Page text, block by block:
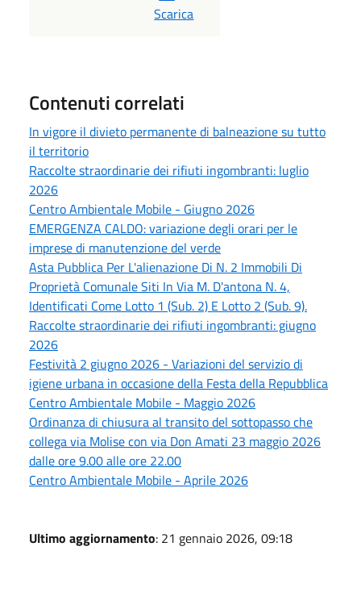
PDF
Scarica
Contenuti correlati
In vigore il divieto permanente di balneazione su tutto
il territorio
Raccolte straordinarie dei rifiuti ingombranti: luglio
2026
Centro Ambientale Mobile - Giugno 2026
EMERGENZA CALDO: variazione degli orari per le
imprese di manutenzione del verde
Asta Pubblica Per L'alienazione Di N. 2 Immobili Di
Proprietà Comunale Siti In Via M. D'antona N. 4,
Identificati Come Lotto 1 (Sub. 2) E Lotto 2 (Sub. 9).
Raccolte straordinarie dei rifiuti ingombranti: giugno
2026
Festività 2 giugno 2026 - Variazioni del servizio di
igiene urbana in occasione della Festa della Repubblica
Centro Ambientale Mobile - Maggio 2026
Ordinanza di chiusura al transito del sottopasso che
collega via Molise con via Don Amati 23 maggio 2026
dalle ore 9.00 alle ore 22.00
Centro Ambientale Mobile - Aprile 2026
Ultimo aggiornamento: 21 gennaio 2026, 09:18